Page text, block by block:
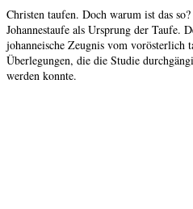
Christen taufen. Doch warum ist das
Johannestaufe als Ursprung der Taufe.
johanneische Zeugnis vom vorösterlich
Überlegungen, die die Studie
werden konnte.